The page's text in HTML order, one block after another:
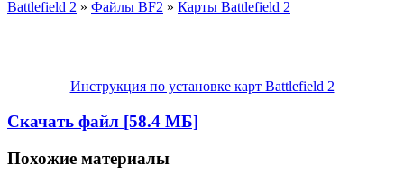
Battlefield 2 » Файлы BF2 » Карты Battlefield 2
Инструкция по установке карт Battlefield 2
Скачать файл [58.4 МБ]
Похожие материалы